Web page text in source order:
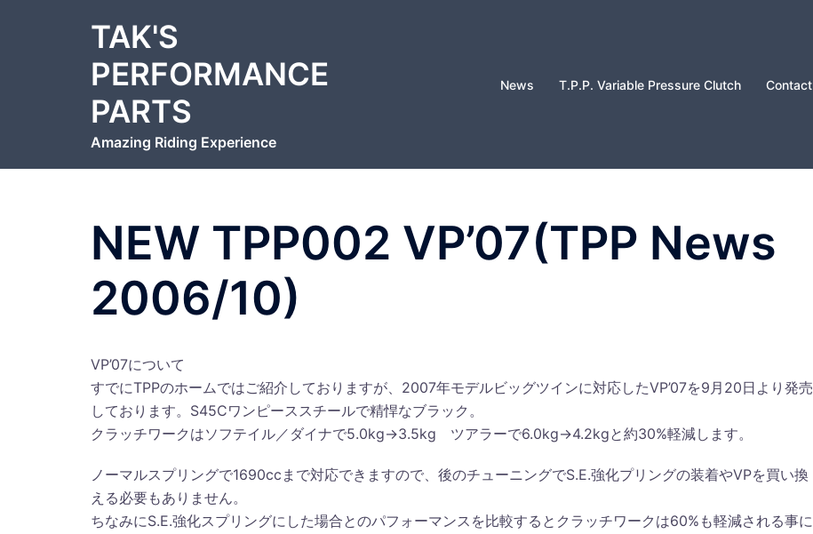
キ
TAK'S
PERFORMANCE
PARTS
Amazing Riding Experience
News T.P.P. Variable Pressure Clutch Contact
NEW TPP002 VP’07(TPP News
2006/10)
VP’07について
すでにTPPのホームではご紹介しておりますが、2007年モデルビッグツインに対応したVP’07を9月20日より発売
しております。S45Cワンピーススチールで精悍なブラック。
クラッチワークはソフテイル／ダイナで5.0kg→3.5kg ツアラーで6.0kg→4.2kgと約30%軽減します。
ノーマルスプリングで1690ccまで対応できますので、後のチューニングでS.E.強化プリングの装着やVPを買い換
える必要もありません。
ちなみにS.E.強化スプリングにした場合とのパフォーマンスを比較するとクラッチワークは60%も軽減される事に